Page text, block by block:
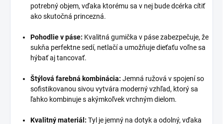
potrebný objem, vďaka ktorému sa v nej bude dcérka cítiť
ako skutočná princezná.
Pohodlie v páse: Kvalitná gumička v páse zabezpečuje, že
sukňa perfektne sedí, netlačí a umožňuje dieťaťu voľne sa
hýbať aj tancovať.
Štýlová farebná kombinácia: Jemná ružová v spojení so
sofistikovanou sivou vytvára moderný vzhľad, ktorý sa
ľahko kombinuje s akýmkoľvek vrchným dielom.
Kvalitný materiál: Tyl je jemný na dotyk a odolný, vďaka